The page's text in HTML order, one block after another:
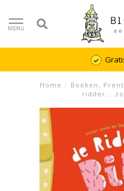
MENU
Home / Boeken,